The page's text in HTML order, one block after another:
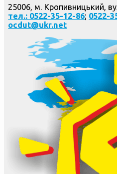
25006, м. Кропивницький,
тел.: 0522-35-12-86; 0522-
ocdut@ukr.net